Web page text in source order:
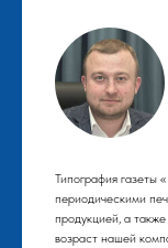
Типография газеты
периодическими
продукцией, а
возраст нашей